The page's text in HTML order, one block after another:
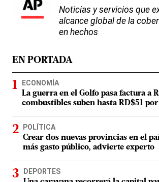
Noticias y servicios que
alcance global de la
en hechos
EN PORTADA
ECONOMÍA
La guerra en el Golfo pasa factura a
combustibles suben hasta RD$51
POLÍTICA
Crear dos nuevas provincias en el
más gasto público, advierte experto
DEPORTES